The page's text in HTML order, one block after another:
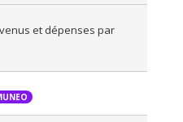
et dépenses par